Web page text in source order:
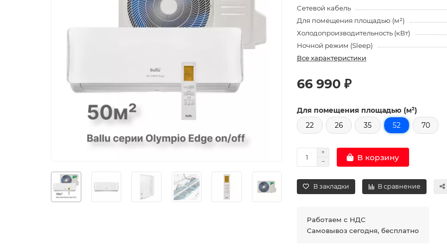
Сетевой кабель
Для помещения площадью (м²)
Холодопроизводительность (кВт)
Ночной режим (Sleep)
Все характеристики
66 990 ₽
Для помещения площадью (м²)
22
26 35 52 70
В корзину
В закладки В сравнение
Работаем с НДС
Самовывоз сегодня, бесплатно